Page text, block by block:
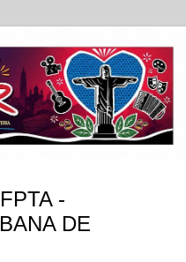
-
DE